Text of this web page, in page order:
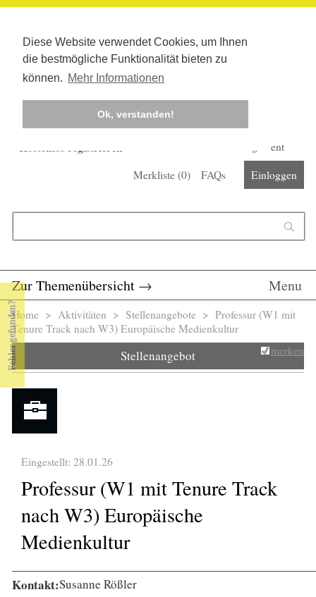
Diese Website verwendet Cookies, um Ihnen
die bestmögliche Funktionalität bieten zu
können. Mehr Informationen
Ok, verstanden!
Kostenlos registrieren
Corona-Management
Merkliste (0) FAQs Einloggen
Zur Themenübersicht → Menu
Sie sind hier
Home > Aktivitäten > Stellenangebote > Professur (W1 mit
Tenure Track nach W3) Europäische Medienkultur
Stellenangebot merken
Eingestellt: 28.01.26
Professur (W1 mit Tenure Track
nach W3) Europäische
Medienkultur
Kontakt:Susanne Rößler